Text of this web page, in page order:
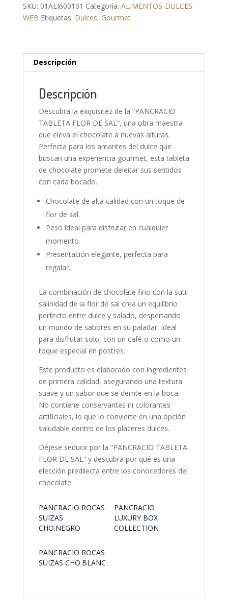
SKU: 01ALI600101 Categoría: ALIMENTOS-DULCES-
WEB Etiquetas: Dulces, Gourmet
Descripción
Descripción
Descubra la exquisitez de la “PANCRACIO
TABLETA FLOR DE SAL”, una obra maestra
que eleva el chocolate a nuevas alturas.
Perfecta para los amantes del dulce que
buscan una experiencia gourmet, esta tableta
de chocolate promete deleitar sus sentidos
con cada bocado.
Chocolate de alta calidad con un toque de
flor de sal.
Peso ideal para disfrutar en cualquier
momento.
Presentación elegante, perfecta para
regalar.
La combinación de chocolate fino con la sutil
salinidad de la flor de sal crea un equilibrio
perfecto entre dulce y salado, despertando
un mundo de sabores en su paladar. Ideal
para disfrutar solo, con un café o como un
toque especial en postres.
Este producto es elaborado con ingredientes
de primera calidad, asegurando una textura
suave y un sabor que se derrite en la boca.
No contiene conservantes ni colorantes
artificiales, lo que lo convierte en una opción
saludable dentro de los placeres dulces.
Déjese seducir por la “PANCRACIO TABLETA
FLOR DE SAL” y descubra por qué es una
elección predilecta entre los conocedores del
chocolate.
PANCRACIO ROCAS
SUIZAS
CHO.NEGRO
PANCRACIO
LUXURY BOX
COLLECTION
PANCRACIO ROCAS
SUIZAS CHO.BLANC